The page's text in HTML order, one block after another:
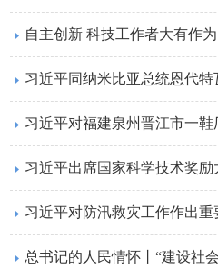
自主创新 科技工作者大有作
习近平同纳米比亚总统恩代特
习近平对福建泉州晋江市一
习近平对防汛救灾工作作出重
总书记的人民情怀丨“建设社